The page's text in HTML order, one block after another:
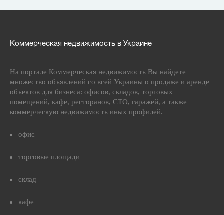
Коммерческая недвижимость в Украине
На портале Коммерческая недвижимость Вы найдете
множество объявлений со всей Украины о продаже и аренде
объектов для бизнеса: офисов, складов, торговых
помещений, кафе, ресторанов, СТО, гаражей, а также
коммерческую недвижимость иных профилей.
офис
торговые площади
склад
кафе